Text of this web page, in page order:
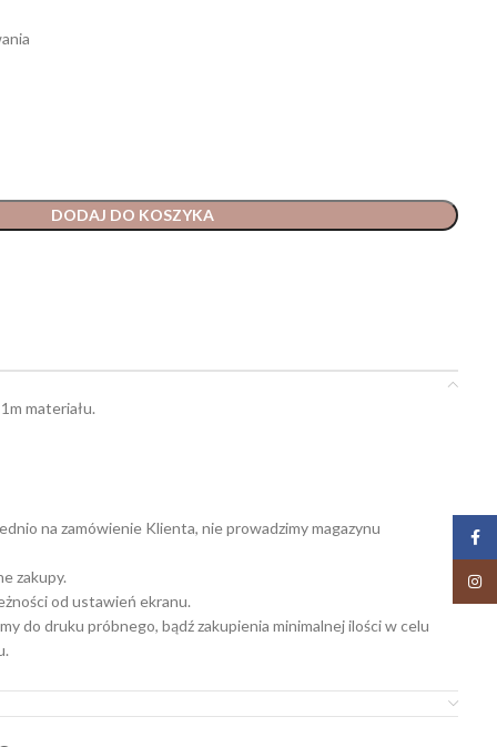
DODAJ DO KOSZYKA
materiału.
na zamówienie Klienta, nie prowadzimy magazynu
zakupy.
od ustawień ekranu.
do druku próbnego, bądź zakupienia minimalnej ilości w celu